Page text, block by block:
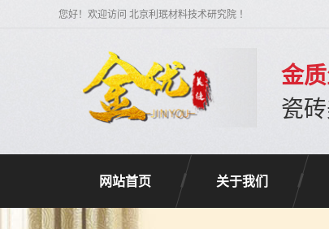
您好！欢迎访问 北京利珉材料技术研究院 ！
金
瓷
网站首页 关于我们